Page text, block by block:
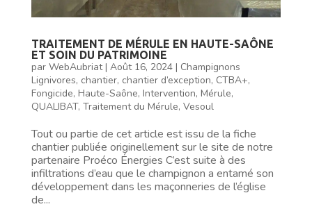
TRAITEMENT DE MÉRULE EN HAUTE-SAÔNE
ET SOIN DU PATRIMOINE
par WebAubriat| Août 16, 2024| Champignons
Lignivores, chantier, chantier d’exception, CTBA+,
Fongicide, Haute-Saône, Intervention, Mérule,
QUALIBAT, Traitement du Mérule, Vesoul
Tout ou partie de cet article est issu de la fiche
chantier publiée originellement sur le site de notre
partenaire Proéco Énergies C’est suite à des
infiltrations d’eau que le champignon a entamé son
développement dans les maçonneries de l’église
de...